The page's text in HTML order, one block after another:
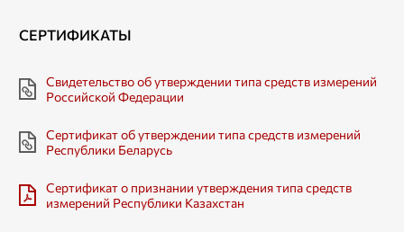
​СЕРТИФИКАТЫ
Свидетельство об утверждении типа средств измерений
Российской Федерации
Сертификат об утверждении типа средств измерений
Республики Беларусь
Сертификат о признании утверждения типа средств
измерений Республики Казахстан